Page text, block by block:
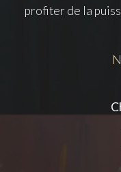
profiter de la